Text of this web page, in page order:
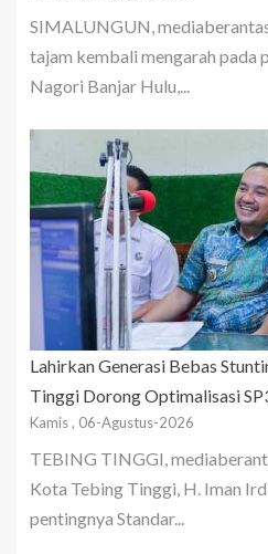
SIMALUNGUN,
tajam kembali mengarah pada
Nagori Banjar Hulu,...
Lahirkan Generasi Bebas
Tinggi Dorong Optimalisasi
Kamis , 06-Agustus-2026
TEBING TINGGI,
Kota Tebing Tinggi, H. Iman
pentingnya Standar...